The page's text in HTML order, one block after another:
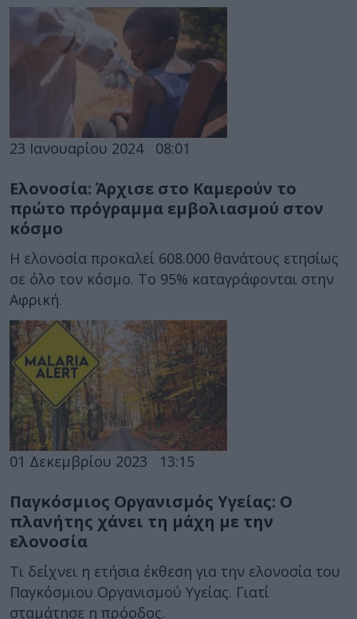
23 Ιανουαρίου 2024 08:01
Ελονοσία: Άρχισε στο Καμερούν το
πρώτο πρόγραμμα εμβολιασμού στον
κόσμο
Η ελονοσία προκαλεί 608.000 θανάτους ετησίως
σε όλο τον κόσμο. Το 95% καταγράφονται στην
Αφρική.
01 Δεκεμβρίου 2023 13:15
Παγκόσμιος Οργανισμός Υγείας: Ο
πλανήτης χάνει τη μάχη με την
ελονοσία
Τι δείχνει η ετήσια έκθεση για την ελονοσία του
Παγκόσμιου Οργανισμού Υγείας. Γιατί
σταμάτησε η πρόοδος.